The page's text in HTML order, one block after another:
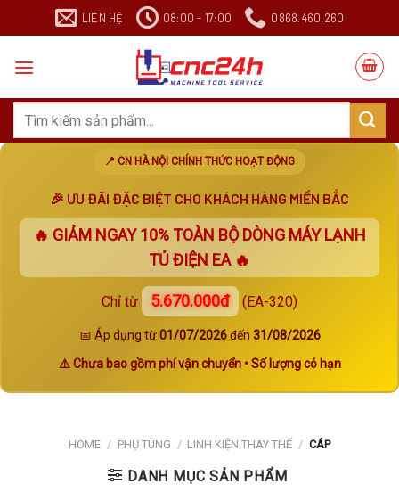
đến
dung
LIÊN HỆ 08:00 - 17:00 0868.460.260
Search
📍 CN HÀ NỘI CHÍNH THỨC HOẠT ĐỘNG
🎉 ƯU ĐÃI ĐẶC BIỆT CHO KHÁCH HÀNG MIỀN BẮC
🔥 GIẢM NGAY10% TOÀN BỘ DÒNG MÁY LẠNH
TỦ ĐIỆN EA 🔥
Chỉ từ 5.670.000đ (EA-320)
📅 Áp dụng từ01/07/2026đến 31/08/2026
⚠️ Chưa bao gồm phí vận chuyển • Số lượng có hạn
HOME / PHỤ TÙNG / LINH KIỆN THAY THẾ / CÁP
DANH MỤC SẢN PHẨM